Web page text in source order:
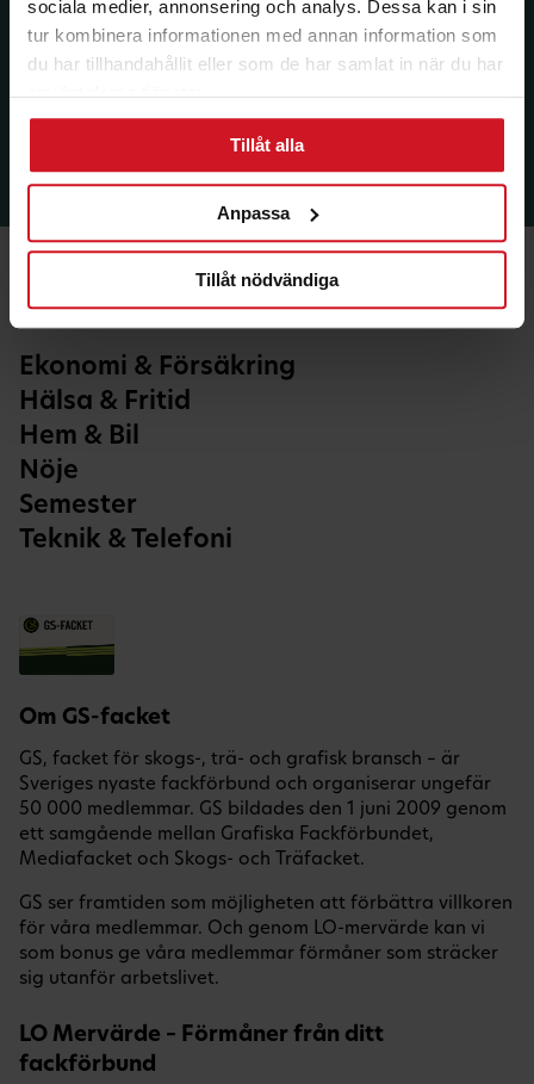
sociala medier, annonsering och analys. Dessa kan i sin
tur kombinera informationen med annan information som
du har tillhandahållit eller som de har samlat in när du har
använt deras tjänster.
Tillåt alla
Anpassa
Tillåt nödvändiga
Ekonomi & Försäkring
Hälsa & Fritid
Hem & Bil
Nöje
Semester
Teknik & Telefoni
Om GS-facket
GS, facket för skogs-, trä- och grafisk bransch – är
Sveriges nyaste fackförbund och organiserar ungefär
50 000 medlemmar. GS bildades den 1 juni 2009 genom
ett samgående mellan Grafiska Fackförbundet,
Mediafacket och Skogs- och Träfacket.
GS ser framtiden som möjligheten att förbättra villkoren
för våra medlemmar. Och genom LO-mervärde kan vi
som bonus ge våra medlemmar förmåner som sträcker
sig utanför arbetslivet.
LO Mervärde – Förmåner från ditt
fackförbund